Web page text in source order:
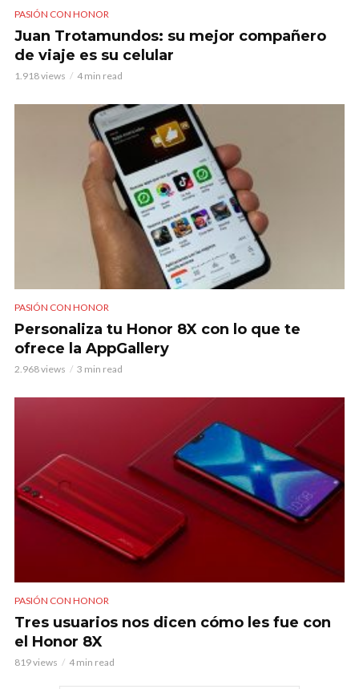
PASIÓN CON HONOR
Juan Trotamundos: su mejor compañero
de viaje es su celular
1.918 views 4 min read
PASIÓN CON HONOR
Personaliza tu Honor 8X con lo que te
ofrece la AppGallery
2.968 views 3 min read
PASIÓN CON HONOR
Tres usuarios nos dicen cómo les fue con
el Honor 8X
819 views 4 min read